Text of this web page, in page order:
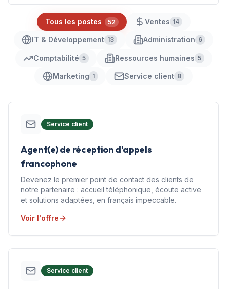
Tous les postes 52 Ventes 14
IT & Développement 13 Administration 6
Comptabilité 5 Ressources humaines 5
Marketing 1 Service client 8
Service client
Agent(e) de réception d'appels
francophone
Devenez le premier point de contact des clients de
notre partenaire : accueil téléphonique, écoute active
et solutions adaptées, en français impeccable.
Voir l'offre
Service client